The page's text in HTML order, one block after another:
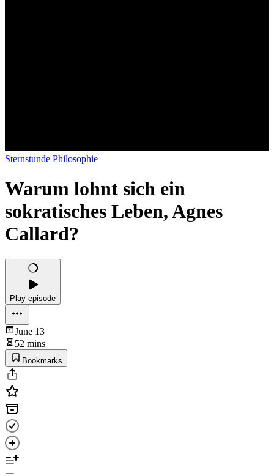
Sternstunde Philosophie
Warum lohnt sich ein
sokratisches Leben, Agnes
Callard?
Play episode
June 13
52 mins
Bookmarks